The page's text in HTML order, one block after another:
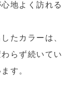
地よく訪れる
たカラーは、
らず続いてい
す。